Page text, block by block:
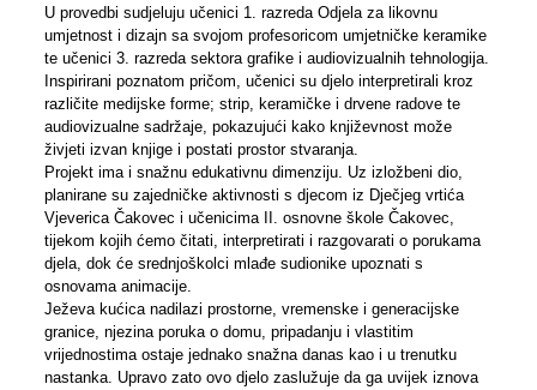
U provedbi sudjeluju učenici 1. razreda Odjela za likovnu
umjetnost i dizajn sa svojom profesoricom umjetničke keramike
te učenici 3. razreda sektora grafike i audiovizualnih tehnologija.
Inspirirani poznatom pričom, učenici su djelo interpretirali kroz
različite medijske forme; strip, keramičke i drvene radove te
audiovizualne sadržaje, pokazujući kako književnost može
živjeti izvan knjige i postati prostor stvaranja.
Projekt ima i snažnu edukativnu dimenziju. Uz izložbeni dio,
planirane su zajedničke aktivnosti s djecom iz Dječjeg vrtića
Vjeverica Čakovec i učenicima II. osnovne škole Čakovec,
tijekom kojih ćemo čitati, interpretirati i razgovarati o porukama
djela, dok će srednjoškolci mlađe sudionike upoznati s
osnovama animacije.
Ježeva kućica nadilazi prostorne, vremenske i generacijske
granice, njezina poruka o domu, pripadanju i vlastitim
vrijednostima ostaje jednako snažna danas kao i u trenutku
nastanka. Upravo zato ovo djelo zaslužuje da ga uvijek iznova